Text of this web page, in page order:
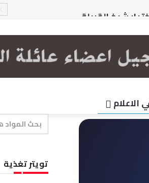
شيخ القبيلة
محاضرة في الديمقراطية!!
الاعلام
تويتر تغذية